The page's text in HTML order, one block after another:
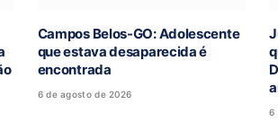
Campos Belos-GO: Adolescente
que estava desaparecida é
encontrada
6 de agosto de 2026
6